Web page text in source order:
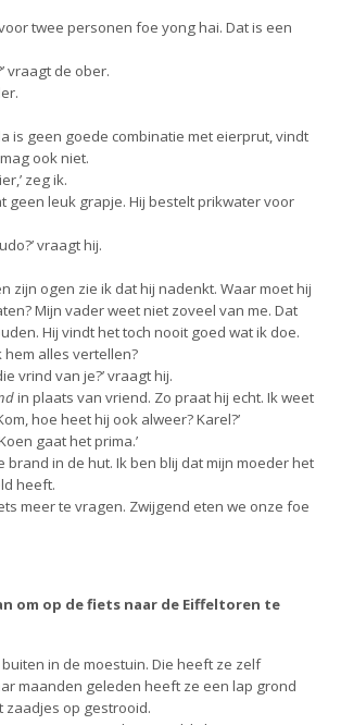
twee personen foe yong hai. Dat is een
vraagt de ober.
is geen goede combinatie met eierprut, vindt
ook niet.
zeg ik.
geen leuk grapje. Hij bestelt prikwater voor
vraagt hij.
zijn ogen zie ik dat hij nadenkt. Waar moet hij
Mijn vader weet niet zoveel van me. Dat
Hij vindt het toch nooit goed wat ik doe.
hem alles vertellen?
vrind van je?’ vraagt hij.
in plaats van vriend. Zo praat hij echt. Ik weet
hoe heet hij ook alweer? Karel?’
gaat het prima.’
brand in de hut. Ik ben blij dat mijn moeder het
heeft.
meer te vragen. Zwijgend eten we onze foe
om op de fiets naar de Eiffeltoren te
in de moestuin. Die heeft ze zelf
maanden geleden heeft ze een lap grond
zaadjes op gestrooid.